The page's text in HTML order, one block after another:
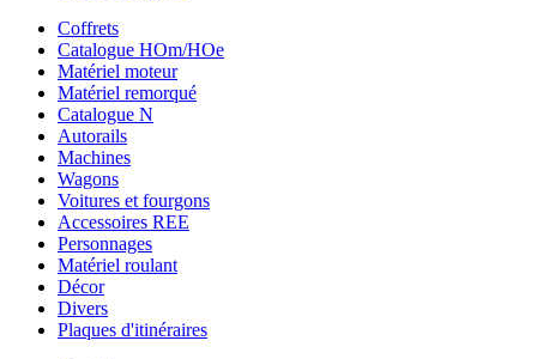
Coffrets
Catalogue HOm/HOe
Matériel moteur
Matériel remorqué
Catalogue N
Autorails
Machines
Wagons
Voitures et fourgons
Accessoires REE
Personnages
Matériel roulant
Décor
Divers
Plaques d'itinéraires